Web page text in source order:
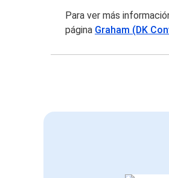
Para ver más
página Graham (DK